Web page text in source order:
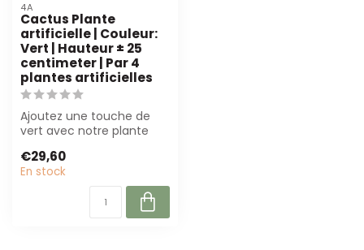
4A
Cactus Plante
artificielle | Couleur:
Vert | Hauteur ± 25
centimeter | Par 4
plantes artificielles
Ajoutez une touche de
vert avec notre plante
haute qual...
€29,60
En stock